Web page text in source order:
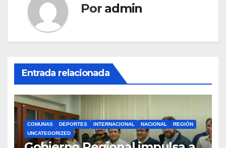
Por admin
Entrada relacionada
COMUNAS DEPORTES INTERNACIONAL NACIONAL
REGIÓN
UNCATEGORIZED